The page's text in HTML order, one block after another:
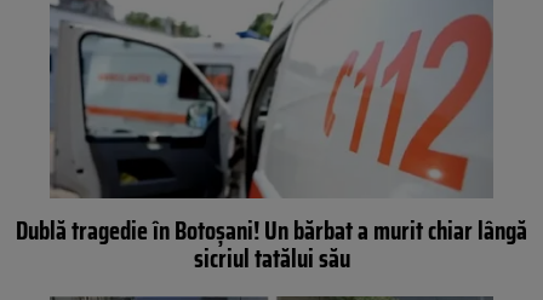
Dublă tragedie în Botoșani! Un bărbat a murit chiar lângă
sicriul tatălui său